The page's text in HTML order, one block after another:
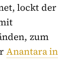
lockt der
zum
Anantara in